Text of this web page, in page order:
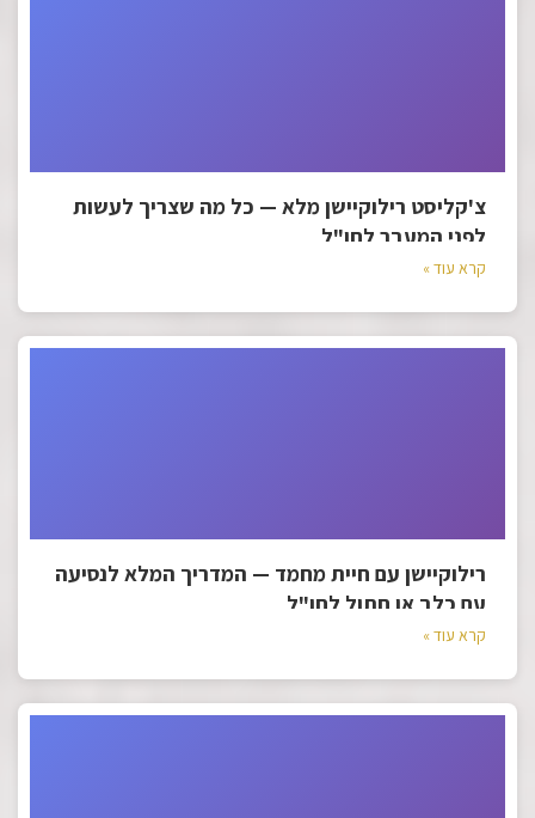
צ'קליסט רילוקיישן מלא — כל מה שצריך לעשות
לפני המעבר לחו"ל
קרא עוד »
רילוקיישן עם חיית מחמד — המדריך המלא לנסיעה
עם כלב או חתול לחו"ל
קרא עוד »